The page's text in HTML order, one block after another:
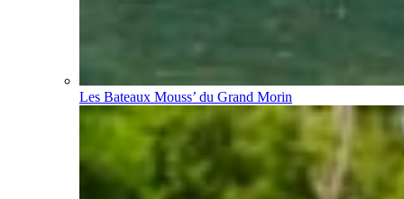
Les Bateaux Mouss’ du Grand Morin